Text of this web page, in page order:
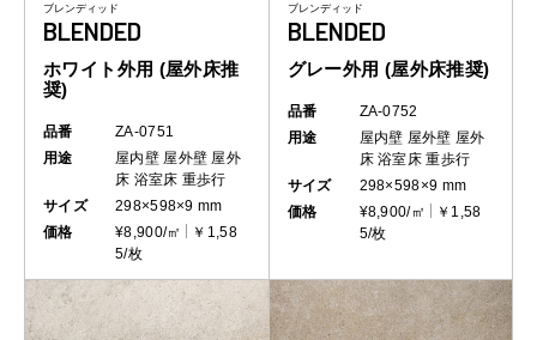
ブレンディッド
BLENDED
ホワイト外用 (屋外床推
奨)
品番
ZA-0751
用途
屋内壁 屋外壁 屋外
床 浴室床 重歩行
サイズ
298×598×9 mm
価格
¥8,900/㎡
￥1,58
5/枚
ブレンディッド
BLENDED
グレー外用 (屋外床推奨)
品番
ZA-0752
用途
屋内壁 屋外壁 屋外
床 浴室床 重歩行
サイズ
298×598×9 mm
価格
¥8,900/㎡
￥1,58
5/枚